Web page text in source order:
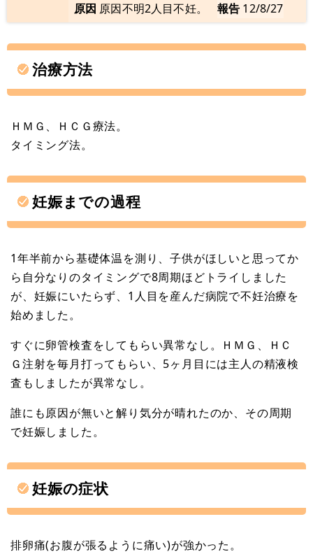
原因 原因不明2人目不妊。 報告 12/8/27
治療方法
ＨＭＧ、ＨＣＧ療法。
タイミング法。
妊娠までの過程
1年半前から基礎体温を測り、子供がほしいと思ってか
ら自分なりのタイミングで8周期ほどトライしました
が、妊娠にいたらず、1人目を産んだ病院で不妊治療を
始めました。
すぐに卵管検査をしてもらい異常なし。ＨＭＧ、ＨＣ
Ｇ注射を毎月打ってもらい、5ヶ月目には主人の精液検
査もしましたが異常なし。
誰にも原因が無いと解り気分が晴れたのか、その周期
で妊娠しました。
妊娠の症状
排卵痛(お腹が張るように痛い)が強かった。